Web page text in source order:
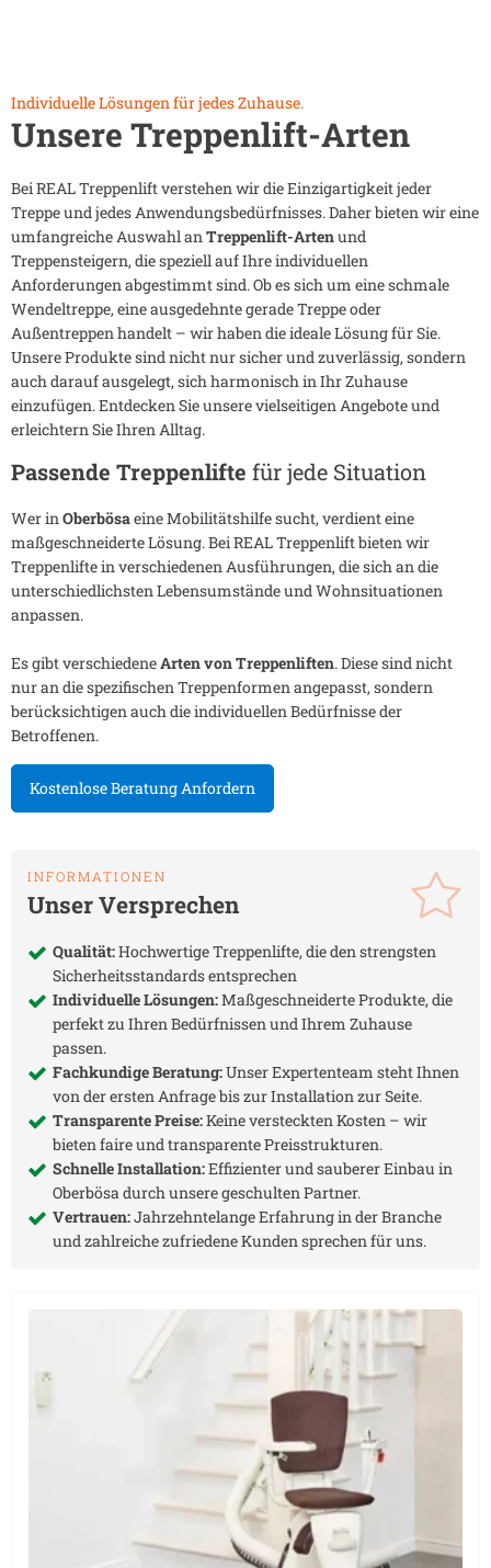
Individuelle Lösungen für jedes Zuhause.
Unsere Treppenlift-Arten
Bei REAL Treppenlift verstehen wir die Einzigartigkeit jeder
Treppe und jedes Anwendungsbedürfnisses. Daher bieten wir eine
umfangreiche Auswahl anTreppenlift-Artenund
Treppensteigern, die speziell auf Ihre individuellen
Anforderungen abgestimmt sind. Ob es sich um eine schmale
Wendeltreppe, eine ausgedehnte gerade Treppe oder
Außentreppen handelt – wir haben die ideale Lösung für Sie.
Unsere Produkte sind nicht nur sicher und zuverlässig, sondern
auch darauf ausgelegt, sich harmonisch in Ihr Zuhause
einzufügen. Entdecken Sie unsere vielseitigen Angebote und
erleichtern Sie Ihren Alltag.
Passende Treppenlifte für jede Situation
Wer inOberbösaeine Mobilitätshilfe sucht, verdient eine
maßgeschneiderte Lösung. Bei REAL Treppenlift bieten wir
Treppenlifte in verschiedenen Ausführungen, die sich an die
unterschiedlichsten Lebensumstände und Wohnsituationen
anpassen.
Es gibt verschiedeneArten von Treppenliften. Diese sind nicht
nur an die spezifischen Treppenformen angepasst, sondern
berücksichtigen auch die individuellen Bedürfnisse der
Betroffenen.
Kostenlose Beratung Anfordern
INFORMATIONEN
Unser Versprechen
Qualität:Hochwertige Treppenlifte, die den strengsten
Sicherheitsstandards entsprechen
Individuelle Lösungen:Maßgeschneiderte Produkte, die
perfekt zu Ihren Bedürfnissen und Ihrem Zuhause
passen.
Fachkundige Beratung:Unser Expertenteam steht Ihnen
von der ersten Anfrage bis zur Installation zur Seite.
Transparente Preise:Keine versteckten Kosten – wir
bieten faire und transparente Preisstrukturen.
Schnelle Installation:Effizienter und sauberer Einbau in
Oberbösadurch unsere geschulten Partner.
Vertrauen:Jahrzehntelange Erfahrung in der Branche
und zahlreiche zufriedene Kunden sprechen für uns.